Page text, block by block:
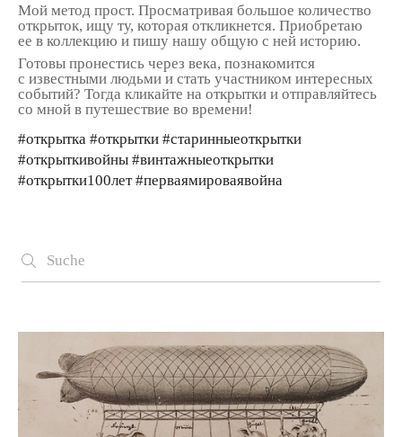
Мой метод прост. Просматривая большое количество
открыток, ищу ту, которая откликнется. Приобретаю
ее в коллекцию и пишу нашу общую с ней историю.
Готовы пронестись через века, познакомится
с известными людьми и стать участником интересных
событий? Тогда кликайте на открытки и отправляйтесь
со мной в путешествие во времени!
#открытка #открытки #старинныеоткрытки
#открыткивойны #винтажныеоткрытки
#открытки100лет #перваямироваявойна